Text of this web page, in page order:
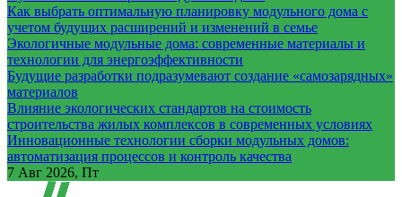
Как выбрать оптимальную планировку модульного дома с
учетом будущих расширений и изменений в семье
Экологичные модульные дома: современные материалы и
технологии для энергоэффективности
Будущие разработки подразумевают создание «самозарядных»
материалов
Влияние экологических стандартов на стоимость
строительства жилых комплексов в современных условиях
Инновационные технологии сборки модульных домов:
автоматизация процессов и контроль качества
7 Авг 2026, Пт